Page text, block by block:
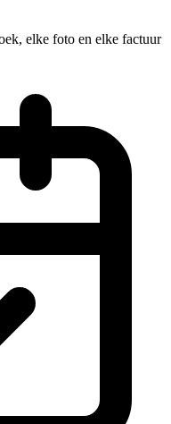
elke foto en elke factuur